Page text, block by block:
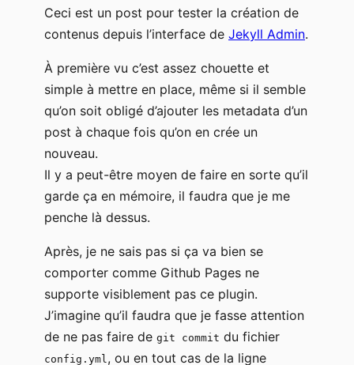
Ceci est un post pour tester la création de
contenus depuis l’interface de Jekyll Admin.
À première vu c’est assez chouette et
simple à mettre en place, même si il semble
qu’on soit obligé d’ajouter les metadata d’un
post à chaque fois qu’on en crée un
nouveau.
Il y a peut-être moyen de faire en sorte qu’il
garde ça en mémoire, il faudra que je me
penche là dessus.
Après, je ne sais pas si ça va bien se
comporter comme Github Pages ne
supporte visiblement pas ce plugin.
J’imagine qu’il faudra que je fasse attention
de ne pas faire de git commit du fichier
config.yml , ou en tout cas de la ligne